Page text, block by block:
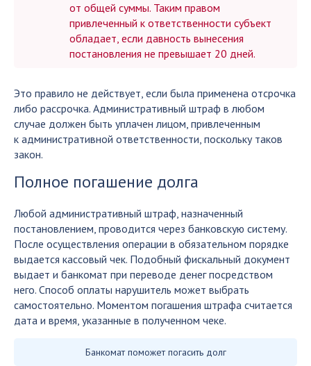
от общей суммы. Таким правом
привлеченный к ответственности субъект
обладает, если давность вынесения
постановления не превышает 20 дней.
Это правило не действует, если была применена отсрочка
либо рассрочка. Административный штраф в любом
случае должен быть уплачен лицом, привлеченным
к административной ответственности, поскольку таков
закон.
Полное погашение долга
Любой административный штраф, назначенный
постановлением, проводится через банковскую систему.
После осуществления операции в обязательном порядке
выдается кассовый чек. Подобный фискальный документ
выдает и банкомат при переводе денег посредством
него. Способ оплаты нарушитель может выбрать
самостоятельно. Моментом погашения штрафа считается
дата и время, указанные в полученном чеке.
Банкомат поможет погасить долг